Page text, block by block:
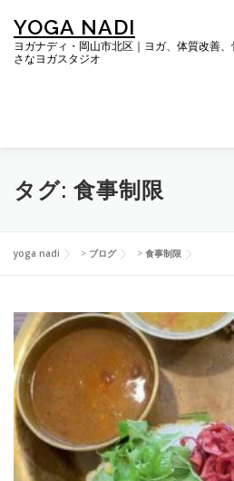
ッ
YOGA NADI
ヨガナディ・岡山市北区｜ヨガ、体質改善
さなヨガスタジオ
TOP ヨガレッスン
体質改善プログラム「RESYNC
キレイになる骨格パーソナルコース
ブログ SNS・お客さまの声
スタジオについて
タグ: 食事制限
yoga nadi > ブログ > 食事制限